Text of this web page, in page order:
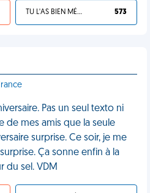
TU L'AS BIEN MÉRITÉ 573
Pas un seul texto ni
de mes amis que la seule
surprise. Ce soir, je me
Ça sonne enfin à la
du sel. VDM